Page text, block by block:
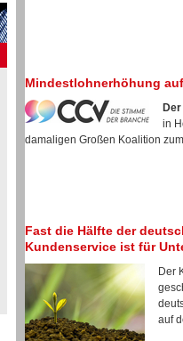
Mindestlohnerhöhung
in
damaligen Großen Koalition
Fast die Hälfte der
Kundenservice ist für
Der
auf